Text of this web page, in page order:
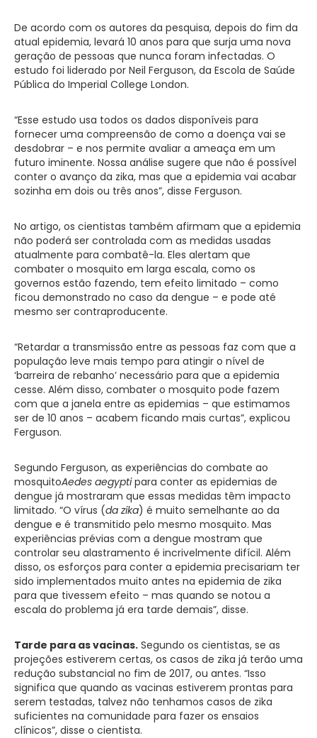
De acordo com os autores da pesquisa, depois do fim da
atual epidemia, levará 10 anos para que surja uma nova
geração de pessoas que nunca foram infectadas. O
estudo foi liderado por Neil Ferguson, da Escola de Saúde
Pública do Imperial College London.
“Esse estudo usa todos os dados disponíveis para
fornecer uma compreensão de como a doença vai se
desdobrar – e nos permite avaliar a ameaça em um
futuro iminente. Nossa análise sugere que não é possível
conter o avanço da zika, mas que a epidemia vai acabar
sozinha em dois ou três anos”, disse Ferguson.
No artigo, os cientistas também afirmam que a epidemia
não poderá ser controlada com as medidas usadas
atualmente para combatê-la. Eles alertam que
combater o mosquito em larga escala, como os
governos estão fazendo, tem efeito limitado – como
ficou demonstrado no caso da dengue – e pode até
mesmo ser contraproducente.
“Retardar a transmissão entre as pessoas faz com que a
população leve mais tempo para atingir o nível de
‘barreira de rebanho’ necessário para que a epidemia
cesse. Além disso, combater o mosquito pode fazem
com que a janela entre as epidemias – que estimamos
ser de 10 anos – acabem ficando mais curtas”, explicou
Ferguson.
Segundo Ferguson, as experiências do combate ao
mosquitoAedes aegyptipara conter as epidemias de
dengue já mostraram que essas medidas têm impacto
limitado. “O vírus (da zika) é muito semelhante ao da
dengue e é transmitido pelo mesmo mosquito. Mas
experiências prévias com a dengue mostram que
controlar seu alastramento é incrivelmente difícil. Além
disso, os esforços para conter a epidemia precisariam ter
sido implementados muito antes na epidemia de zika
para que tivessem efeito – mas quando se notou a
escala do problema já era tarde demais”, disse.
Tarde para as vacinas. Segundo os cientistas, se as
projeções estiverem certas, os casos de zika já terão uma
redução substancial no fim de 2017, ou antes. “Isso
significa que quando as vacinas estiverem prontas para
serem testadas, talvez não tenhamos casos de zika
suficientes na comunidade para fazer os ensaios
clínicos”, disse o cientista.